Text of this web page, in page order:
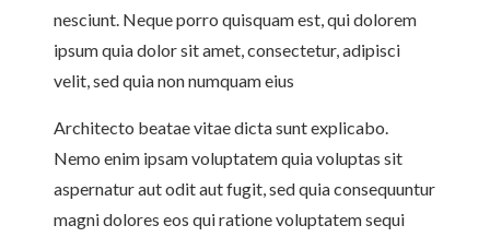
nesciunt. Neque porro quisquam est, qui dolorem
ipsum quia dolor sit amet, consectetur, adipisci
velit, sed quia non numquam eius
Architecto beatae vitae dicta sunt explicabo.
Nemo enim ipsam voluptatem quia voluptas sit
aspernatur aut odit aut fugit, sed quia consequuntur
magni dolores eos qui ratione voluptatem sequi